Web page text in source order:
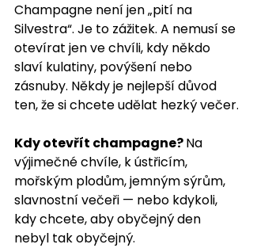
Champagne není jen „pití na
Silvestra“. Je to zážitek. A nemusí se
otevírat jen ve chvíli, kdy někdo
slaví kulatiny, povýšení nebo
zásnuby. Někdy je nejlepší důvod
ten, že si chcete udělat hezký večer.
Kdy otevřít champagne? Na
výjimečné chvíle, k ústřicím,
mořským plodům, jemným sýrům,
slavnostní večeři — nebo kdykoli,
kdy chcete, aby obyčejný den
nebyl tak obyčejný.